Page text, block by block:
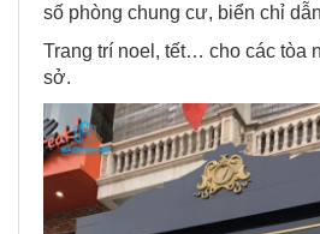
số phòng chung cư, biển chỉ
Trang trí noel, tết… cho các tòa
sở.